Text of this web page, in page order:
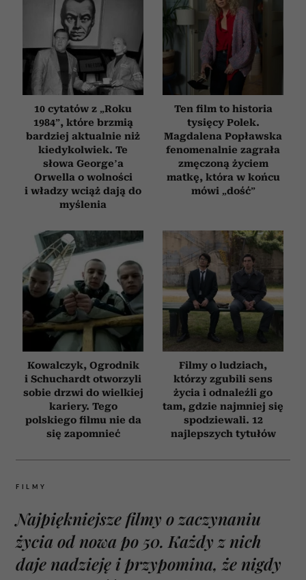
10 cytatów z „Roku
1984”, które brzmią
bardziej aktualnie niż
kiedykolwiek. Te
słowa George’a
Orwella o wolności
i władzy wciąż dają do
myślenia
Ten film to historia
tysięcy Polek.
Magdalena Popławska
fenomenalnie zagrała
zmęczoną życiem
matkę, która w końcu
mówi „dość”
Kowalczyk, Ogrodnik
i Schuchardt otworzyli
sobie drzwi do wielkiej
kariery. Tego
polskiego filmu nie da
się zapomnieć
Filmy o ludziach,
którzy zgubili sens
życia i odnaleźli go
tam, gdzie najmniej się
spodziewali. 12
najlepszych tytułów
FILMY
Najpiękniejsze filmy o zaczynaniu
życia od nowa po 50. Każdy z nich
daje nadzieję i przypomina, że nigdy